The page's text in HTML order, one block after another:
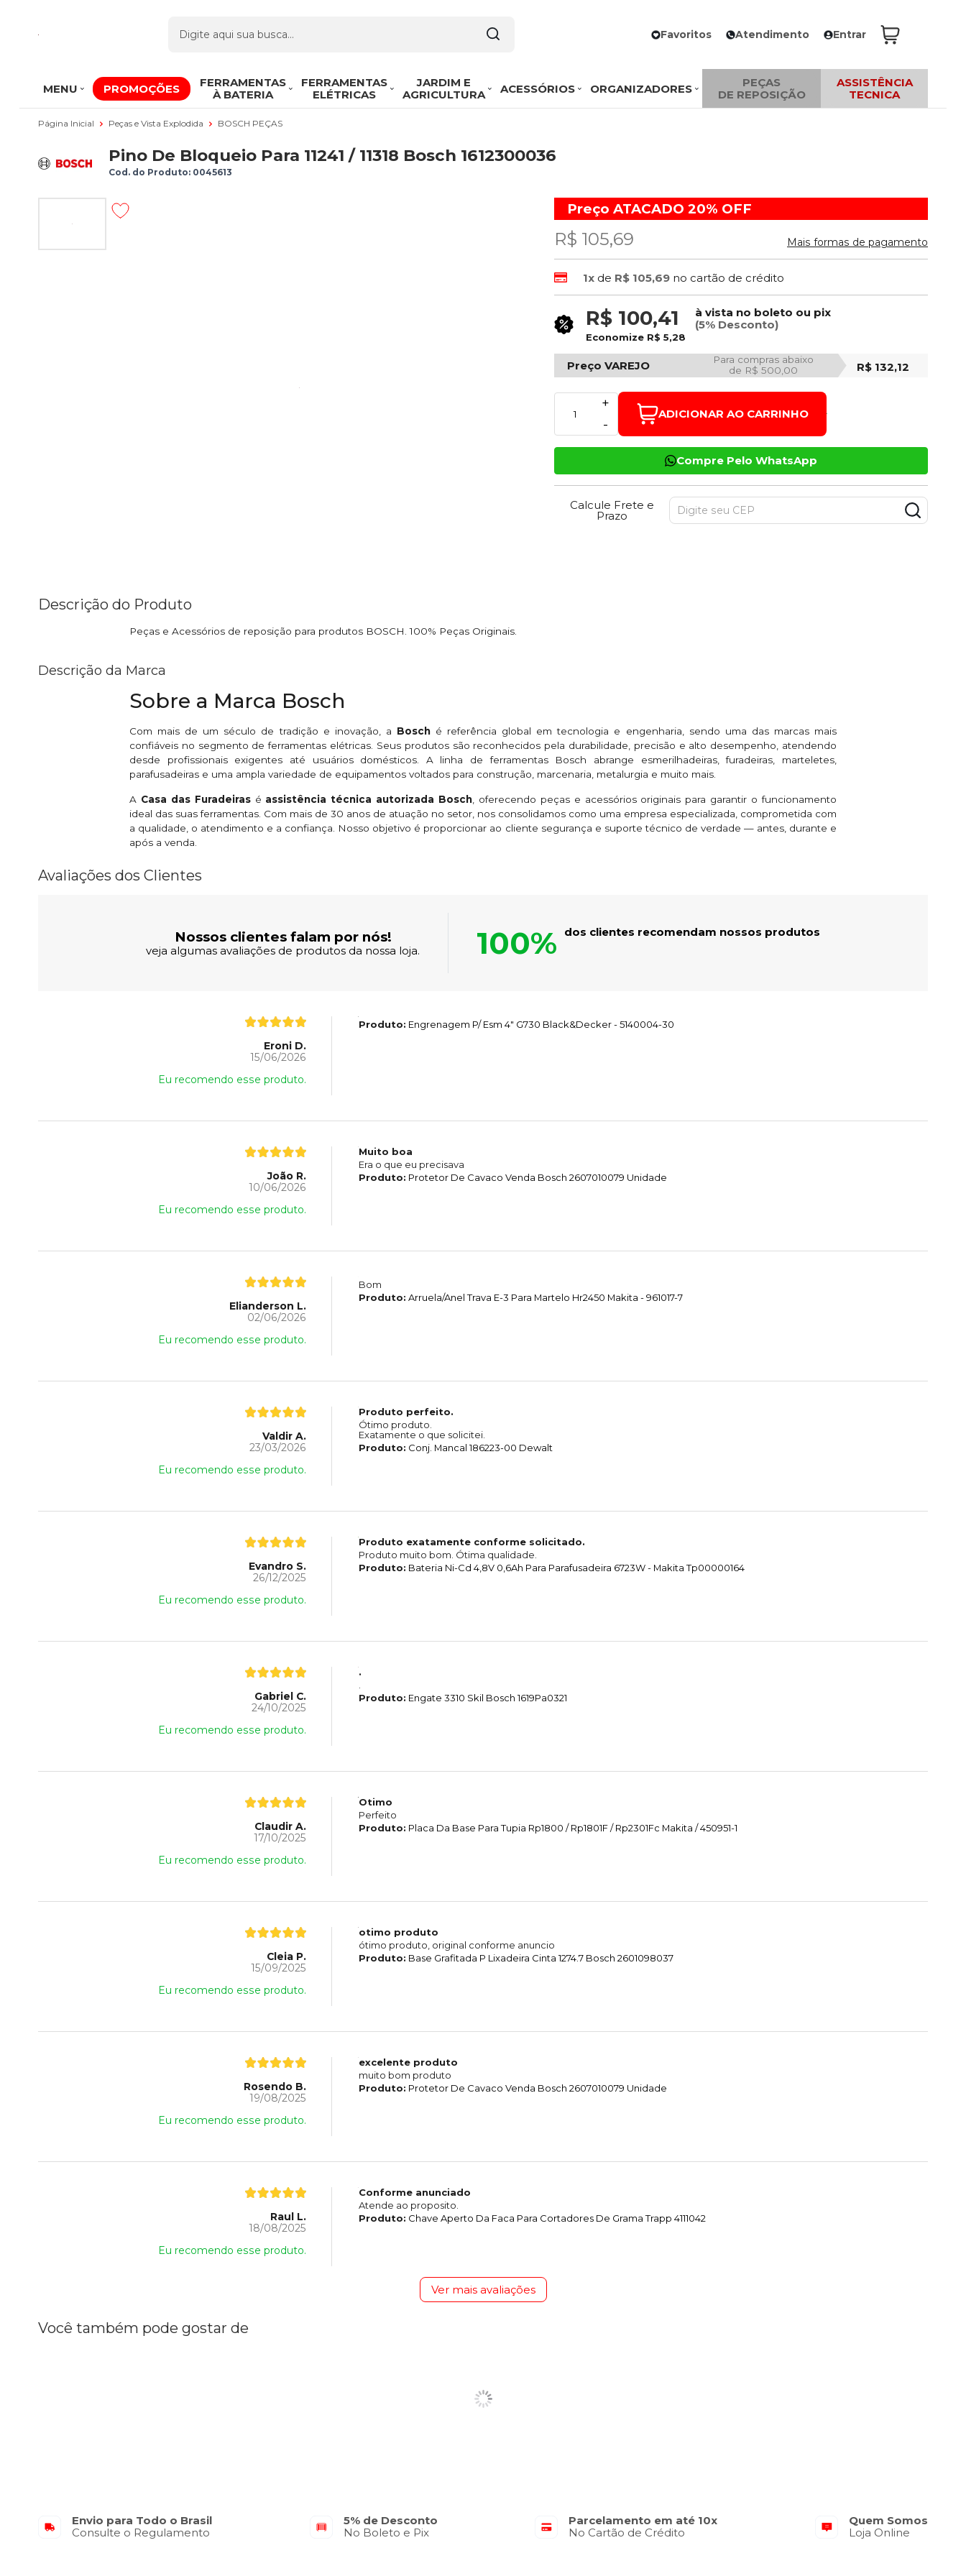
Favoritos Atendimento Entrar
MENU PROMOÇÕES
FERRAMENTAS
À BATERIA
FERRAMENTAS
ELÉTRICAS
JARDIM E
AGRICULTURA
ACESSÓRIOS ORGANIZADORES
PEÇAS
DE REPOSIÇÃO
ASSISTÊNCIA
TECNICA
Página Inicial Peças e Vista Explodida BOSCH PEÇAS
Pino De Bloqueio Para 11241 / 11318 Bosch 1612300036
Cod. do Produto: 0045613
Preço ATACADO20% OFF
R$ 105,69 Mais formas de pagamento
1x de R$ 105,69 no cartão de crédito
R$ 100,41
à vista no boleto ou pix
(5% Desconto)
Economize R$ 5,28
Preço VAREJO
Para compras abaixo
de R$ 500,00
R$ 132,12
-
+
ADICIONAR AO CARRINHO
Compre Pelo WhatsApp
Calcule Frete e
Prazo
Descrição do Produto
Peças e Acessórios de reposição para produtos BOSCH. 100% Peças Originais.
Descrição da Marca
Sobre a Marca Bosch
Com mais de um século de tradição e inovação, a Bosché referência global em tecnologia e engenharia, sendo uma das marcas mais
confiáveis no segmento de ferramentas elétricas. Seus produtos são reconhecidos pela durabilidade, precisão e alto desempenho, atendendo
desde profissionais exigentes até usuários domésticos. A linha de ferramentas Bosch abrange esmerilhadeiras, furadeiras, marteletes,
parafusadeiras e uma ampla variedade de equipamentos voltados para construção, marcenaria, metalurgia e muito mais.
A Casa das Furadeirasé assistência técnica autorizada Bosch , oferecendo peças e acessórios originais para garantir o funcionamento
ideal das suas ferramentas. Com mais de 30 anos de atuação no setor, nos consolidamos como uma empresa especializada, comprometida com
a qualidade, o atendimento e a confiança. Nosso objetivo é proporcionar ao cliente segurança e suporte técnico de verdade — antes, durante e
após a venda.
Avaliações dos Clientes
Nossos clientes falam por nós!
veja algumas avaliações de produtos da nossa loja. 100% dos clientes recomendam nossos produtos
Eroni D.
15/06/2026
Eu recomendo esse produto.
Produto: Engrenagem P/ Esm 4" G730 Black&Decker - 5140004-30
João R.
10/06/2026
Eu recomendo esse produto.
Muito boa
Era o que eu precisava
Produto: Protetor De Cavaco Venda Bosch 2607010079 Unidade
Elianderson L.
02/06/2026
Eu recomendo esse produto.
Bom
Produto: Arruela/Anel Trava E-3 Para Martelo Hr2450 Makita - 961017-7
Valdir A.
23/03/2026
Eu recomendo esse produto.
Produto perfeito.
Ótimo produto.
Exatamente o que solicitei.
Produto: Conj. Mancal 186223-00 Dewalt
Evandro S.
26/12/2025
Eu recomendo esse produto.
Produto exatamente conforme solicitado.
Produto muito bom. Ótima qualidade.
Produto: Bateria Ni-Cd 4,8V 0,6Ah Para Parafusadeira 6723W - Makita Tp00000164
Gabriel C.
24/10/2025
Eu recomendo esse produto.
.
Produto: Engate 3310 Skil Bosch 1619Pa0321
Claudir A.
17/10/2025
Eu recomendo esse produto.
Otimo
Perfeito
Produto: Placa Da Base Para Tupia Rp1800 / Rp1801F / Rp2301Fc Makita / 450951-1
Cleia P.
15/09/2025
Eu recomendo esse produto.
otimo produto
ótimo produto, original conforme anuncio
Produto: Base Grafitada P Lixadeira Cinta 1274.7 Bosch 2601098037
Rosendo B.
19/08/2025
Eu recomendo esse produto.
excelente produto
muito bom produto
Produto: Protetor De Cavaco Venda Bosch 2607010079 Unidade
Raul L.
18/08/2025
Eu recomendo esse produto.
Conforme anunciado
Atende ao proposito.
Produto: Chave Aperto Da Faca Para Cortadores De Grama Trapp 4111042
Ver mais avaliações
Você também pode gostar de
Envio para Todo o Brasil
Consulte o Regulamento
5% de Desconto
No Boleto e Pix
Parcelamento em até 10x
No Cartão de Crédito
Quem Somos
Loja Online